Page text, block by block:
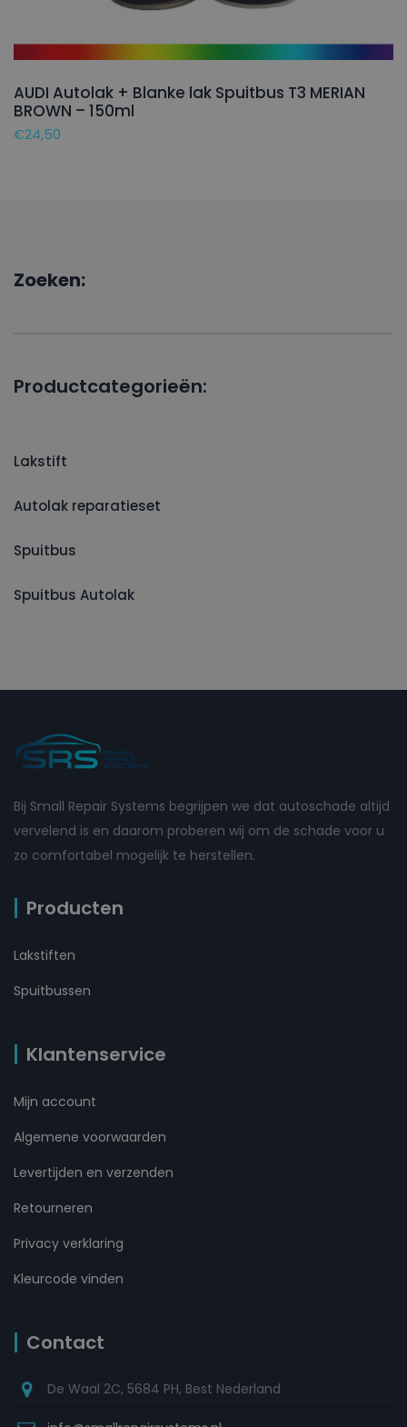
AUDI Autolak + Blanke lak Spuitbus T3 MERIAN
BROWN – 150ml
€24,50
Zoeken:
Productcategorieën:
Lakstift
Autolak reparatieset
Spuitbus
Spuitbus Autolak
Bij Small Repair Systems begrijpen we dat autoschade altijd
vervelend is en daarom proberen wij om de schade voor u
zo comfortabel mogelijk te herstellen.
Producten
Lakstiften
Spuitbussen
Klantenservice
Mijn account
Algemene voorwaarden
Levertijden en verzenden
Retourneren
Privacy verklaring
Kleurcode vinden
Contact
De Waal 2C, 5684 PH, Best Nederland